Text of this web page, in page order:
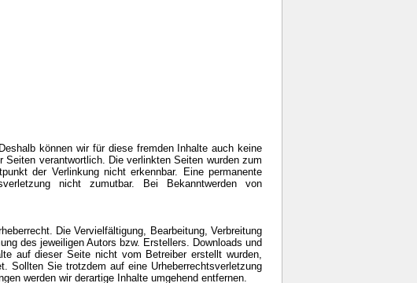
können wir für diese fremden Inhalte auch keine
verantwortlich. Die verlinkten Seiten wurden zum
der Verlinkung nicht erkennbar. Eine permanente
nicht zumutbar. Bei Bekanntwerden von
Die Vervielfältigung, Bearbeitung, Verbreitung
des jeweiligen Autors bzw. Erstellers. Downloads und
auf dieser Seite nicht vom Betreiber erstellt wurden,
Sollten Sie trotzdem auf eine Urheberrechtsverletzung
werden wir derartige Inhalte umgehend entfernen.